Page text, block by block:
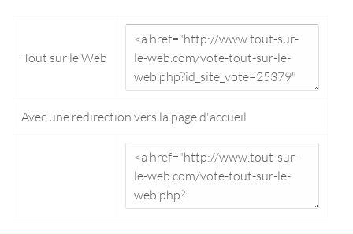
Tout sur le Web
Avec une redirection vers la page d'accueil